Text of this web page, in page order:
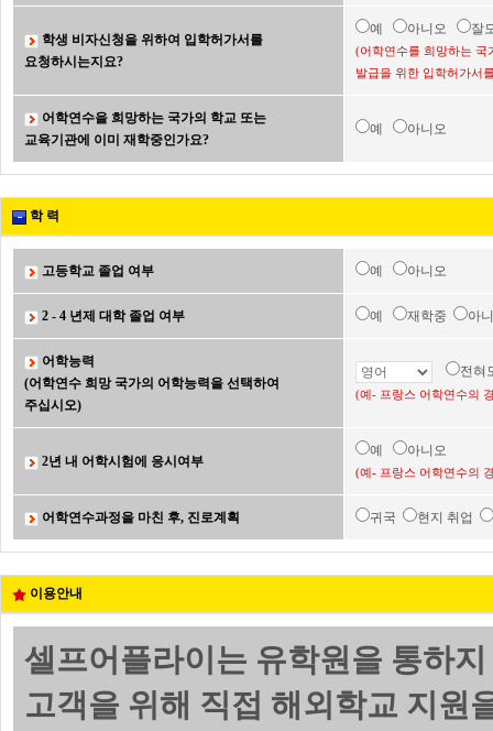
학생 비자신청을 위하여 입학허가서를
요청하시는지요?
예 아니오 잘
(어학연수를 희망하는 국
발급을 위한 입학허가서
어학연수을 희망하는 국가의 학교 또는
교육기관에 이미 재학중인가요?
예 아니오
학 력
고등학교 졸업 여부 예 아니오
2 - 4 년제 대학 졸업 여부 예 재학중 아
어학능력
(어학연수 희망 국가의 어학능력을 선택하여
주십시오)
전
(예- 프랑스 어학연수의
2년 내 어학시험에 응시여부
예 아니오
(예- 프랑스 어학연수의
어학연수과정을 마친 후, 진로계획 귀국 현지 취업
이용안내
셀프어플라이는 유학원을 통하
고객을 위해 직접 해외학교 지원